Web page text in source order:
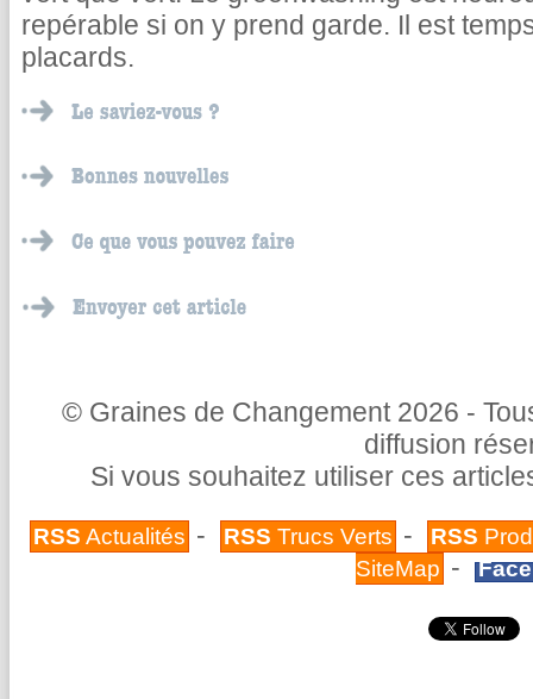
repérable si on y prend garde. Il est
placards.
© Graines de Changement 2026 -
diffusion
Si vous souhaitez utiliser ces
RSS Actualités - RSS Trucs Verts - RSS
SiteMap -